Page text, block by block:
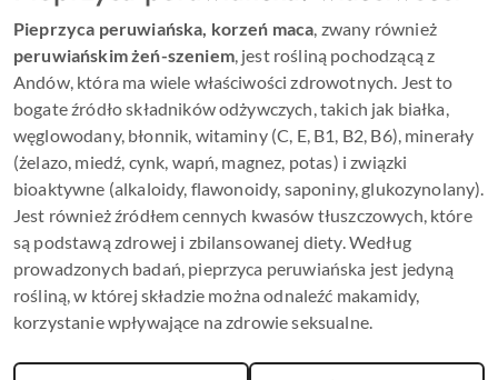
Pieprzyca peruwiańska, korzeń maca, zwany również
peruwiańskim żeń-szeniem, jest rośliną pochodzącą z
Andów, która ma wiele właściwości zdrowotnych. Jest to
bogate źródło składników odżywczych, takich jak białka,
węglowodany, błonnik, witaminy (C, E, B1, B2, B6), minerały
(żelazo, miedź, cynk, wapń, magnez, potas) i związki
bioaktywne (alkaloidy, flawonoidy, saponiny, glukozynolany).
Jest również źródłem cennych kwasów tłuszczowych, które
są podstawą zdrowej i zbilansowanej diety. Według
prowadzonych badań, pieprzyca peruwiańska jest jedyną
rośliną, w której składzie można odnaleźć makamidy,
korzystanie wpływające na zdrowie seksualne.